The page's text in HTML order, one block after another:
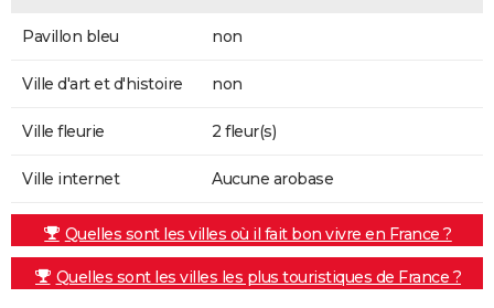
Pavillon bleu non
Ville d'art et d'histoire non
Ville fleurie 2 fleur(s)
Ville internet Aucune arobase
Quelles sont les villes où il fait bon vivre en France ?
Quelles sont les villes les plus touristiques de France ?